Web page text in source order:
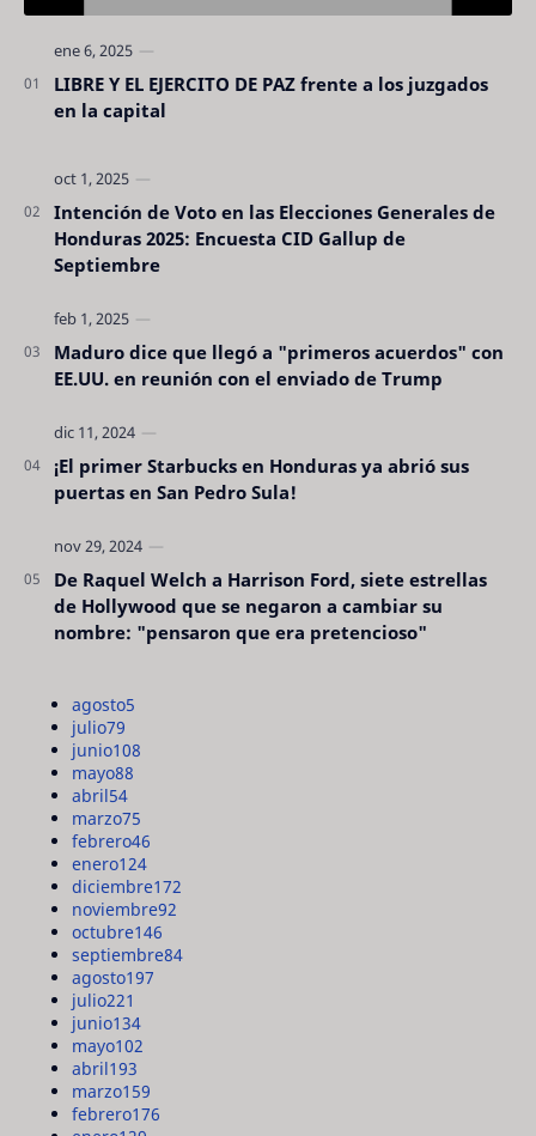
LIBRE Y EL EJERCITO DE PAZ frente a los juzgados
en la capital
Intención de Voto en las Elecciones Generales de
Honduras 2025: Encuesta CID Gallup de
Septiembre
Maduro dice que llegó a "primeros acuerdos" con
EE.UU. en reunión con el enviado de Trump
¡El primer Starbucks en Honduras ya abrió sus
puertas en San Pedro Sula!
De Raquel Welch a Harrison Ford, siete estrellas
de Hollywood que se negaron a cambiar su
nombre: "pensaron que era pretencioso"
agosto5
julio79
junio108
mayo88
abril54
marzo75
febrero46
enero124
diciembre172
noviembre92
octubre146
septiembre84
agosto197
julio221
junio134
mayo102
abril193
marzo159
febrero176